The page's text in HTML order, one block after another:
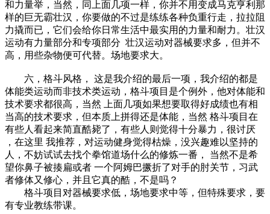
和力量举，当然，同上面几项一样，你并不用变成马克亨利那
样的巨无霸壮汉，你要做的不过是练练各种负重行走，拉拉阻
力撬而已，它们会给你日常生活中最实用的力量和耐力。壮汉
运动有力量部分和专项部分 壮汉运动对器械要求多，但并不
高，用些杂物便可代替。场地要求大。
六，格斗风格， 这是我介绍的最后一项，我介绍的都是
体能类运动而非技术类运动，格斗项目是个例外，他对体能和
技术要求都很高，当然 上面几项如果想要取得好成绩也有相
当高的技术要求，但本质上拼得还是体能，当然 格斗项目在
有些人看起来简直酷毙了，有些人则觉得十分暴力，很讨厌
，在这里 我推荐，对运动健身觉得枯燥，没兴趣难以坚持的
人，不妨试试去找个拳馆道场什么的修炼一番， 当然不是希
望你鼻子被揍扁或者 一个阿姆巴撅折了对手的肘关节，习武
者修体又修心，并且它真的酷，不是吗？
格斗项目对器械要求低，场地要求中等，但特殊要求，要
有专业教练带课。